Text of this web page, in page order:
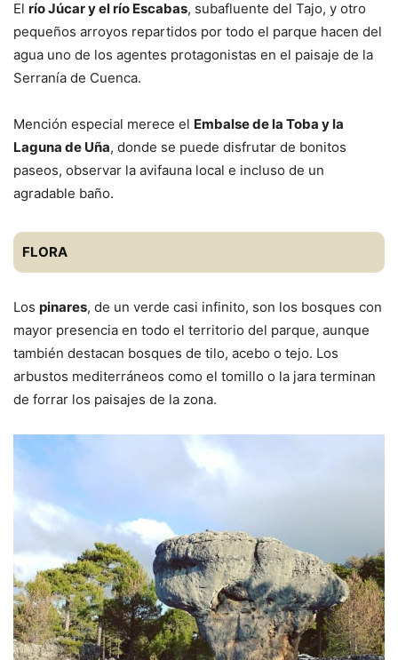
El río Júcar y el río Escabas, subafluente del Tajo, y otro
pequeños arroyos repartidos por todo el parque hacen del
agua uno de los agentes protagonistas en el paisaje de la
Serranía de Cuenca.
Mención especial merece el Embalse de la Toba y la
Laguna de Uña, donde se puede disfrutar de bonitos
paseos, observar la avifauna local e incluso de un
agradable baño.
FLORA
Los pinares, de un verde casi infinito, son los bosques con
mayor presencia en todo el territorio del parque, aunque
también destacan bosques de tilo, acebo o tejo. Los
arbustos mediterráneos como el tomillo o la jara terminan
de forrar los paisajes de la zona.